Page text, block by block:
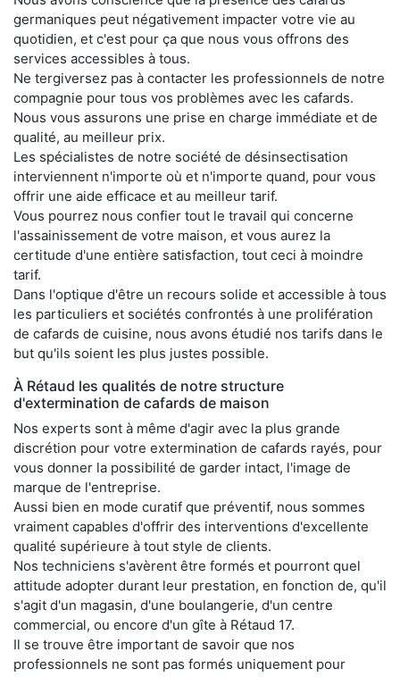
germaniques peut négativement impacter votre vie au
quotidien, et c'est pour ça que nous vous offrons des
services accessibles à tous.
Ne tergiversez pas à contacter les professionnels de notre
compagnie pour tous vos problèmes avec les cafards.
Nous vous assurons une prise en charge immédiate et de
qualité, au meilleur prix.
Les spécialistes de notre société de désinsectisation
interviennent n'importe où et n'importe quand, pour vous
offrir une aide efficace et au meilleur tarif.
Vous pourrez nous confier tout le travail qui concerne
l'assainissement de votre maison, et vous aurez la
certitude d'une entière satisfaction, tout ceci à moindre
tarif.
Dans l'optique d'être un recours solide et accessible à tous
les particuliers et sociétés confrontés à une prolifération
de cafards de cuisine, nous avons étudié nos tarifs dans le
but qu'ils soient les plus justes possible.
À Rétaud les qualités de notre structure
d'extermination de cafards de maison
Nos experts sont à même d'agir avec la plus grande
discrétion pour votre extermination de cafards rayés, pour
vous donner la possibilité de garder intact, l'image de
marque de l'entreprise.
Aussi bien en mode curatif que préventif, nous sommes
vraiment capables d'offrir des interventions d'excellente
qualité supérieure à tout style de clients.
Nos techniciens s'avèrent être formés et pourront quel
attitude adopter durant leur prestation, en fonction de, qu'il
s'agit d'un magasin, d'une boulangerie, d'un centre
commercial, ou encore d'un gîte à Rétaud 17.
Il se trouve être important de savoir que nos
professionnels ne sont pas formés uniquement pour